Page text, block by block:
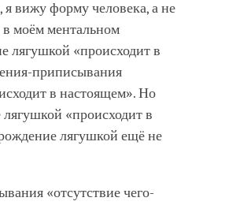
я вижу форму человека, а не
моём ментальном
лягушкой «происходит в
приписывания
в настоящем». Но
лягушкой «происходит в
лягушкой ещё не
«отсутствие чего-